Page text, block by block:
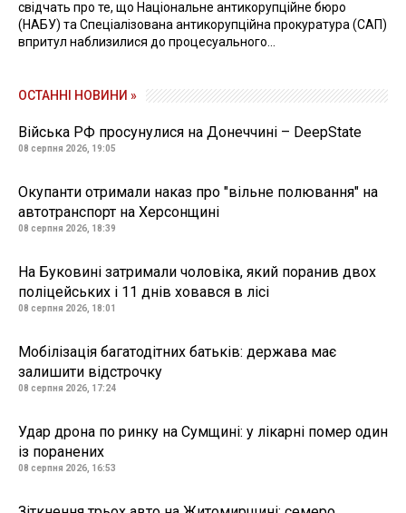
свідчать про те, що Національне антикорупційне бюро
(НАБУ) та Спеціалізована антикорупційна прокуратура (САП)
впритул наблизилися до процесуального...
ОСТАННІ НОВИНИ »
Війська РФ просунулися на Донеччині – DeepState
08 серпня 2026, 19:05
Окупанти отримали наказ про "вільне полювання" на
автотранспорт на Херсонщині
08 серпня 2026, 18:39
На Буковині затримали чоловіка, який поранив двох
поліцейських і 11 днів ховався в лісі
08 серпня 2026, 18:01
Мобілізація багатодітних батьків: держава має
залишити відстрочку
08 серпня 2026, 17:24
Удар дрона по ринку на Сумщині: у лікарні помер один
із поранених
08 серпня 2026, 16:53